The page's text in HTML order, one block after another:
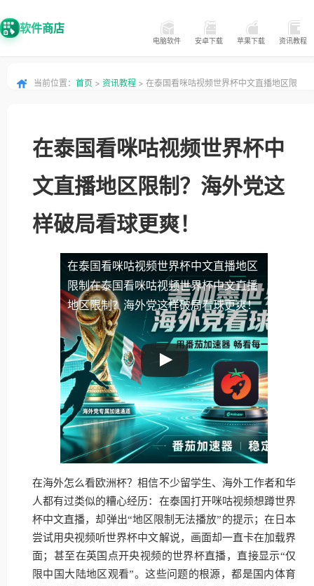
软件商店
电脑软件 安卓下载 苹果下载 资讯教程
当前位置： 首页 > 资讯教程 > 在泰国看咪咕视频世界杯中文直播地区限
在泰国看咪咕视频世界杯中
文直播地区限制？海外党这
样破局看球更爽！
在泰国看咪咕视频世界杯中文直播地区
限制在泰国看咪咕视频世界杯中文直播
地区限制？海外党这样破局看球更爽！
在海外怎么看欧洲杯？相信不少留学生、海外工作者和华
人都有过类似的糟心经历：在泰国打开咪咕视频想蹲世界
杯中文直播，却弹出“地区限制无法播放”的提示；在日本
尝试用央视频听世界杯中文解说，画面却一直卡在加载界
面；甚至在英国点开央视频的世界杯直播，直接显示“仅
限中国大陆地区观看”。这些问题的根源，都是国内体育